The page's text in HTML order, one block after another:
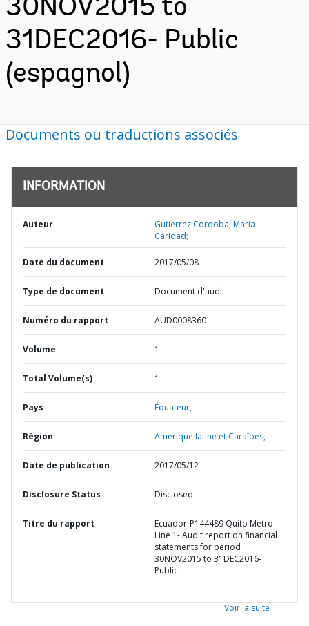
30NOV2015 to
31DEC2016- Public
(espagnol)
Documents ou traductions associés
INFORMATION
Auteur
Gutierrez Cordoba, Maria
Caridad;
Date du document 2017/05/08
Type de document Document d'audit
Numéro du rapport AUD0008360
Volume 1
Total Volume(s) 1
Pays Équateur,
Région Amérique latine et Caraïbes,
Date de publication 2017/05/12
Disclosure Status Disclosed
Titre du rapport
Ecuador-P144489 Quito Metro
Line 1- Audit report on financial
statements for period
30NOV2015 to 31DEC2016-
Public
Voir la suite